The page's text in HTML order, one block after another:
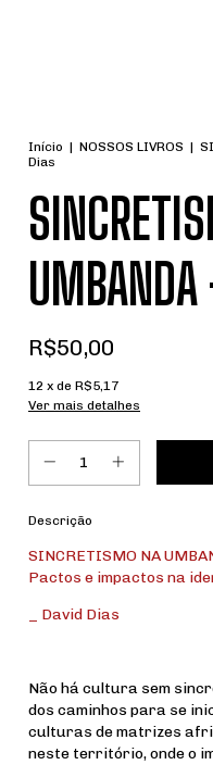
Início | NOSSOS LIVROS |
Dias
R$50,00
12 x de R$5,17
Ver mais detalhes
Descrição
SINCRETISMO NA
Pactos e impactos na
_ David Dias
Não há cultura sem
dos caminhos para se
culturas de matrizes
neste território, onde o